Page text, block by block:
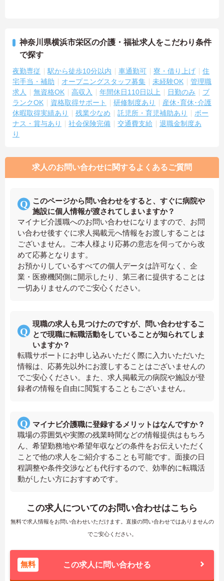
神奈川県横浜市栄区の介護・福祉求人をこだわり条件
で探す
夜勤専従 駅から徒歩10分以内 車通勤可 寮・借り上げ
住
宅手当・補助
オープニングスタッフ募集 未経験OK
管理職
求人
無資格OK 高収入 年間休日110日以上 日勤のみ
ブ
ランクOK
資格取得サポート 研修制度あり
産休･育休･介護
休暇取得実績あり
残業少なめ 託児所・育児補助あり
ボー
ナス・賞与あり
社会保険完備 交通費支給
退職金制度あ
り
求人のお問い合わせに関するよくあるご質問
このページから問い合わせをすると、すぐに病院や
施設に個人情報が渡されてしまいますか？
マイナビ介護職へのお問い合わせになりますので、お問
い合わせ後すぐに求人掲載元へ情報をお渡しすることは
ございません。ご本人様より応募の意志を伺ってから改
めて応募となります。
お預かりしているすべての個人データは許可なく、企
業・医療機関側に開示したり、第三者に提供することは
一切ありませんのでご安心ください。
現職の求人も見つけたのですが、問い合わせするこ
とで現職に転職活動をしていることが知られてしま
いますか？
転職サポートにお申し込みいただく際に入力いただいた
情報は、応募先以外にお渡しすることはございませんの
でご安心ください。また、求人掲載元の病院や施設が登
録者の情報を自由に閲覧することもございません。
マイナビ介護職に登録するメリットはなんですか？
職場の雰囲気や実際の残業時間などの情報提供はもちろ
ん、希望勤務地や希望年収などの条件をお伝えいただく
ことで他の求人をご紹介することも可能です。面接の日
程調整や条件交渉なども代行するので、効率的に転職活
動がしたい方におすすめです。
この求人についてのお問い合わせはこちら
無料で求人情報をお問い合わせいただけます。直接の問い合わせではありませんの
でご安心ください。
無料 この求人に問い合わせる